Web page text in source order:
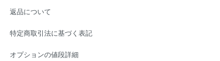
返品について
特定商取引法に基づく表記
オプションの値段詳細